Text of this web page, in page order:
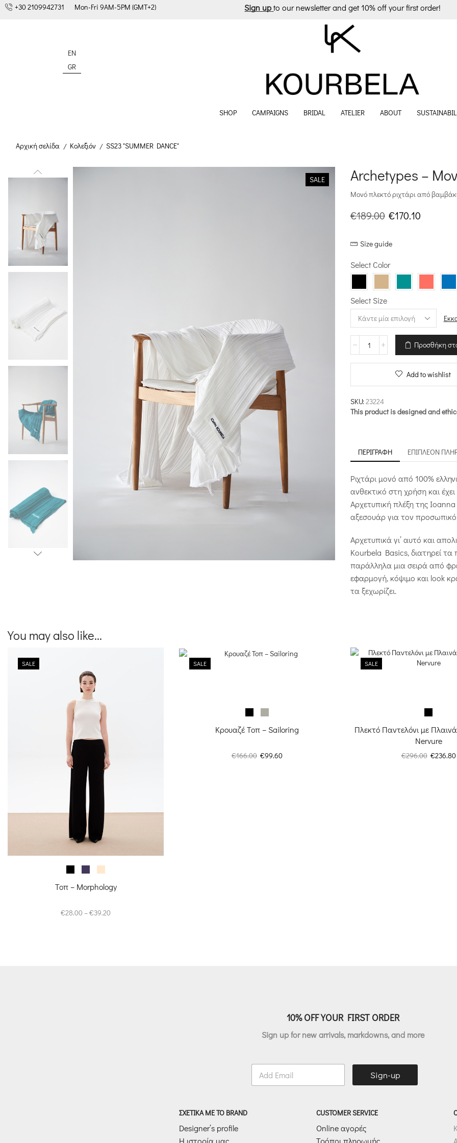
+30 2109942731 Mon-Fri 9AM-5PM (GMT+2) Sign up to our newsletter and get 10% off your first order!
EN
GR
SHOP CAMPAIGNS BRIDAL ATELIER ABOUT
Αρχική σελίδα / Κολεξιόν / SS23 "SUMMER DANCE"
SALE Archetypes –
Μονό πλεκτό ριχτάρι από
€189.00 Original
was:
€189.00.
€170.10
€170.10.
Size guide
Select Color
Select Size
Προσθήκη
Add to wishlist
SKU:23224
This product is designed and
ΠΕΡΙΓΡΑΦΉ ΕΠΙΠΛΈΟΝ
Ριχτάρι μονό από 100%
ανθεκτικό στη χρήση και
Αρχετυπική πλέξη της
αξεσουάρ για τον
Αρχετυπικά γι’ αυτό και
Kourbela Basics, διατηρεί
παράλληλα μια σειρά από
εφαρμογή, κόψιμο και look
τα ξεχωρίζει.
You may also like...
SALE
Τοπ – Morphology
€28.00 –€39.20
SALE
Κρουαζέ Τοπ – Sailoring
€166.00 Original
€99.60Η
SALE
Πλεκτό Παντελόνι με
Nervure
€296.00 Original
€236.80Η
10% OFF YOUR FIRST ORDER
Sign up for new arrivals, markdowns, and more
E
a
Sign-up
ΣΧΕΤΙΚΑ ΜΕ ΤΟ BRAND
Designer’s profile
CUSTOMER SERVICE
Online αγορές